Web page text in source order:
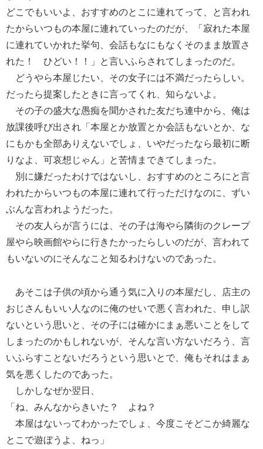
どこでもいいよ、おすすめのとこに連れてって、と言われ
たからいつもの本屋に連れていったのだが、「寂れた本屋
に連れていかれた挙句、会話もなにもなくそのまま放置さ
れた！ ひどい！！」と言いふらされてしまったのだ。
どうやら本屋じたい、その女子には不満だったらしい。
だったら提案したときに言ってくれ、知らないよ。
その子の盛大な愚痴を聞かされた友だち連中から、俺は
放課後呼び出され「本屋とか放置とか会話もないとか、な
にもかも全部ありえないでしょ、いやだったなら最初に断
りなよ、可哀想じゃん」と苦情まできてしまった。
別に嫌だったわけではないし、おすすめのところにと言
われたからいつもの本屋に連れて行っただけなのに、ずい
ぶんな言われようだった。
その友人らが言うには、その子は海やら隣街のクレープ
屋やら映画館やらに行きたかったらしいのだが、言われて
もいないのにそんなこと知るわけないのであった。
あそこは子供の頃から通う気に入りの本屋だし、店主の
おじさんもいい人なのに俺のせいで悪く言われた、申し訳
ないという思いと、その子には確かにまぁ悪いことをして
しまったのかもしれないが、そんな言い方ないだろう、言
いふらすことないだろうという思いとで、俺もそれはまぁ
気を悪くしたのであった。
しかしなぜか翌日、
「ね、みんなからきいた？ よね？
本屋はないってわかったでしょ、今度こそどこか綺麗な
とこで遊ぼうよ、ねっ」